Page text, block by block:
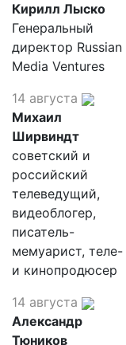
Кирилл Лыско
Генеральный
директор Russian
Media Ventures
14 августа
Михаил
Ширвиндт
советский и
российский
телеведущий,
видеоблогер,
писатель-
мемуарист, теле-
и кинопродюсер
14 августа
Александр
Тюников